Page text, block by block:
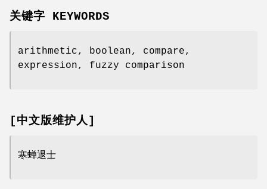
关键字 KEYWORDS
arithmetic, boolean, compare,
expression, fuzzy comparison
[中文版维护人]
寒蝉退士